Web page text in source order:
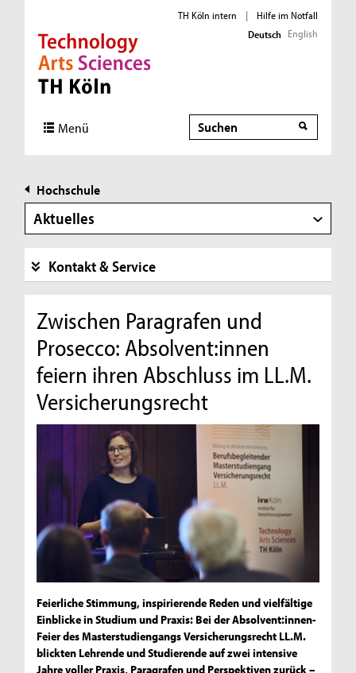
Direkt zur Hauptnavigation
Direkt zur Subnavigation
Direkt zum Inhalt
Direkt zum Fußbereich
TH Köln intern |
Hilfe im Notfall
Deutsch English
Menü Suche
Hochschule
Aktuelles
Kontakt & Service
Zwischen Paragrafen und
Prosecco: Absolvent:innen
feiern ihren Abschluss im LL.M.
Versicherungsrecht
Feierliche Stimmung, inspirierende Reden und vielfältige
Einblicke in Studium und Praxis: Bei der Absolvent:innen-
Feier des Masterstudiengangs Versicherungsrecht LL.M.
blickten Lehrende und Studierende auf zwei intensive
Jahre voller Praxis, Paragrafen und Perspektiven zurück –